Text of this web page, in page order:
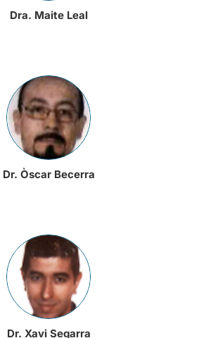
Dra. Maite Leal
Dr. Òscar Becerra
Dr. Xavi Segarra